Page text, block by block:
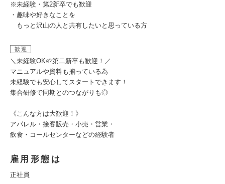
※未経験・第2新卒でも歓迎
・趣味や好きなことを
もっと沢山の人と共有したいと思っている方
歓迎
＼未経験OK🌱第二新卒も歓迎！／
マニュアルや資料も揃っている為
未経験でも安心してスタートできます！
集合研修で同期とのつながりも◎
《こんな方は大歓迎！》
アパレル・接客販売・小売・営業・
飲食・コールセンターなどの経験者
雇用形態は
正社員